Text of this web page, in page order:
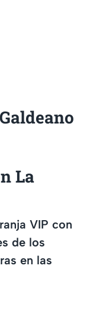
La
VIP con
de los
en las